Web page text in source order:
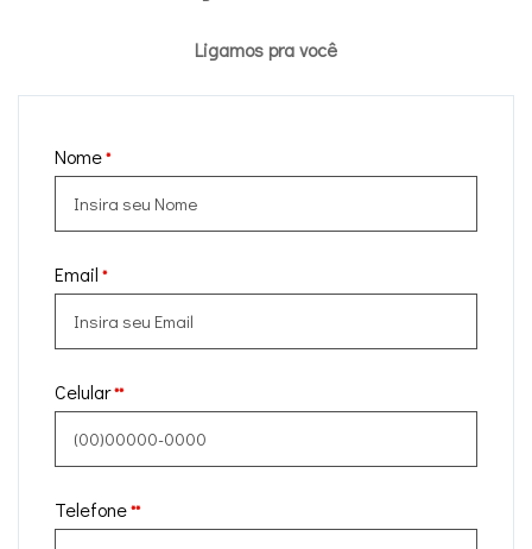
Ligamos pra você
Nome*
Email *
Celular**
Telefone**